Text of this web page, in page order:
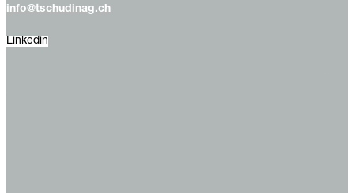
info@tschudinag.ch
Linkedin